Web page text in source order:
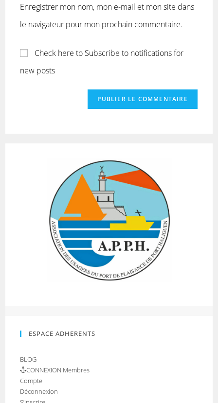
Enregistrer mon nom, mon e-mail et mon site dans
le navigateur pour mon prochain commentaire.
Check here to Subscribe to notifications for
new posts
ESPACE ADHERENTS
BLOG
CONNEXION Membres
Compte
Déconnexion